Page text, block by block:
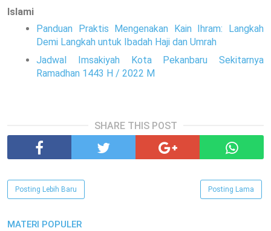
Islami
Panduan Praktis Mengenakan Kain Ihram: Langkah
Demi Langkah untuk Ibadah Haji dan Umrah
Jadwal Imsakiyah Kota Pekanbaru Sekitarnya
Ramadhan 1443 H / 2022 M
SHARE THIS POST
Posting Lebih Baru Posting Lama
MATERI POPULER